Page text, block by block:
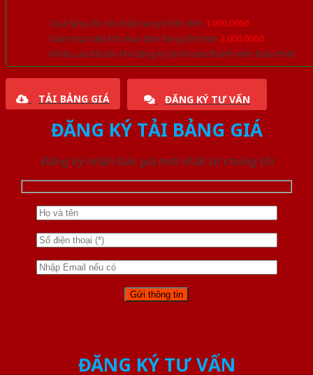
Quà tặng đồ nội thất trang trí lên đến 1.000.000đ
Giảm trực tiếp khi mua đơn hàng lớn hơn 3.000.000đ
Nhiều ưu đãi lớn khi đăng ký tài khoản thành viên thân thiết
TẢI BẢNG GIÁ ĐĂNG KÝ TƯ VẤN
ĐĂNG KÝ TẢI BẢNG GIÁ
Đăng ký nhận báo giá mới nhất từ chúng tôi
ĐĂNG KÝ TƯ VẤN